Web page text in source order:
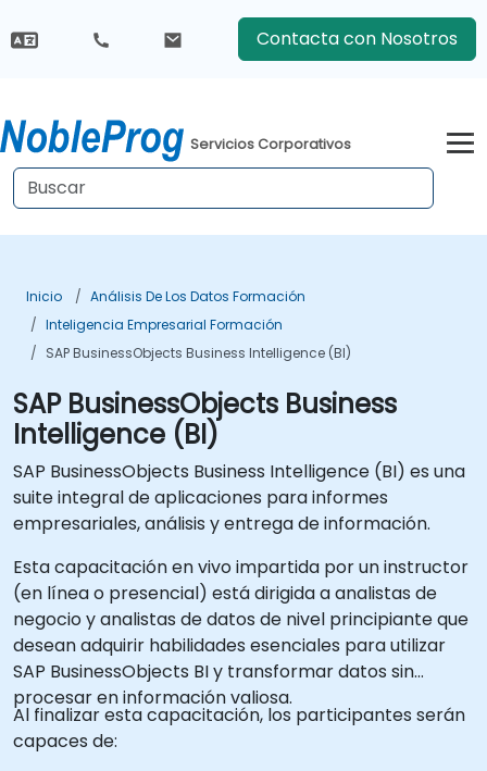
Contacta con Nosotros
Servicios Corporativos
Inicio
Análisis De Los Datos Formación
Inteligencia Empresarial Formación
SAP BusinessObjects Business Intelligence (BI)
SAP BusinessObjects Business
Intelligence (BI)
SAP BusinessObjects Business Intelligence (BI) es una
suite integral de aplicaciones para informes
empresariales, análisis y entrega de información.
Esta capacitación en vivo impartida por un instructor
(en línea o presencial) está dirigida a analistas de
negocio y analistas de datos de nivel principiante que
desean adquirir habilidades esenciales para utilizar
SAP BusinessObjects BI y transformar datos sin
procesar en información valiosa.
Al finalizar esta capacitación, los participantes serán
capaces de: